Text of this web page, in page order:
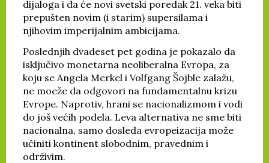
dijaloga i da će novi svetski poredak 21. veka biti
prepušten novim (i starim) supersilama i
njihovim imperijalnim ambicijama.
Poslednjih dvadeset pet godina je pokazalo da
isključivo monetarna neoliberalna Evropa, za
koju se Angela Merkel i Volfgang Šojble zalažu,
ne moeže da odgovori na fundamentalnu krizu
Evrope. Naprotiv, hrani se nacionalizmom i vodi
do još većih podela. Leva alternativa ne sme biti
nacionalna, samo dosleda evropeizacija može
učiniti kontinent slobodnim, pravednim i
održivim.